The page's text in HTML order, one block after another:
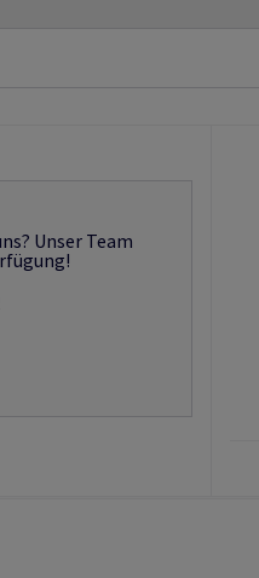
Unser Team